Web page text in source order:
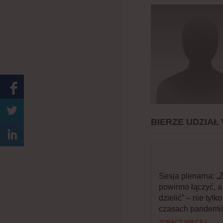
BIERZE UDZIAŁ
Sesja plenarna:
powinno łączyć,
dzielić” – nie
czasach pandemii